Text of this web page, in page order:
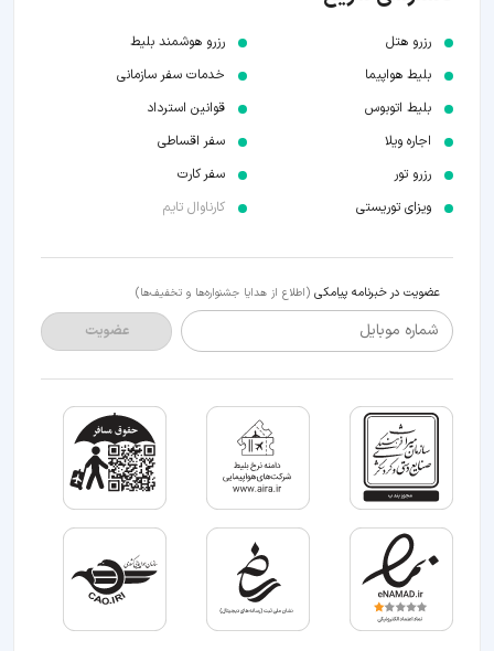
رزرو هتل
بلیط هواپیما
بلیط اتوبوس
اجاره ویلا
رزرو تور
ویزای توریستی
رزرو هوشمند بلیط
خدمات سفر سازمانی
قوانین استرداد
سفر اقساطی
سفر کارت
کارناوال تایم
عضویت در خبرنامه پیامکی (اطلاع از هدایا جشنواره‌ها و تخفیف‌ها)
شماره موبایل عضویت